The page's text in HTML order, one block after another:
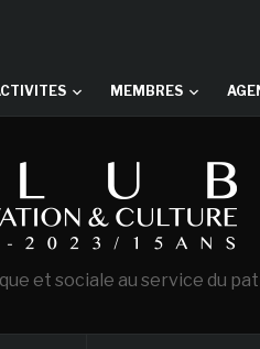
MEMBRES
et sociale au service du